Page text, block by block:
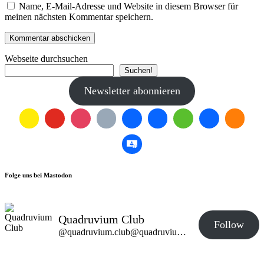
Name, E-Mail-Adresse und Website in diesem Browser für
meinen nächsten Kommentar speichern.
Webseite durchsuchen
Suchen!
Newsletter abonnieren
Folge uns bei Mastodon
Quadruvium Club
@quadruvium.club@quadruvium.club
Follow